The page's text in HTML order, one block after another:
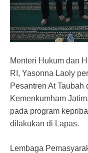
Menteri Hukum dan
RI, Yasonna Laoly
Pesantren At
Kemenkumham
pada program
dilakukan di Lapas.
Lembaga